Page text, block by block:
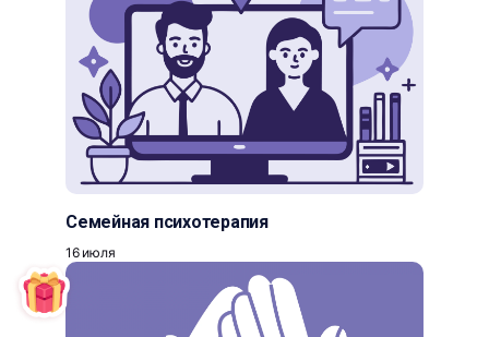
Семейная психотерапия
16 июля